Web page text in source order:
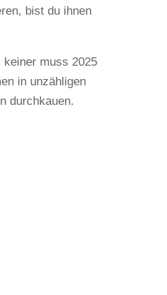
bist du ihnen
keiner muss 2025
in unzähligen
durchkauen.